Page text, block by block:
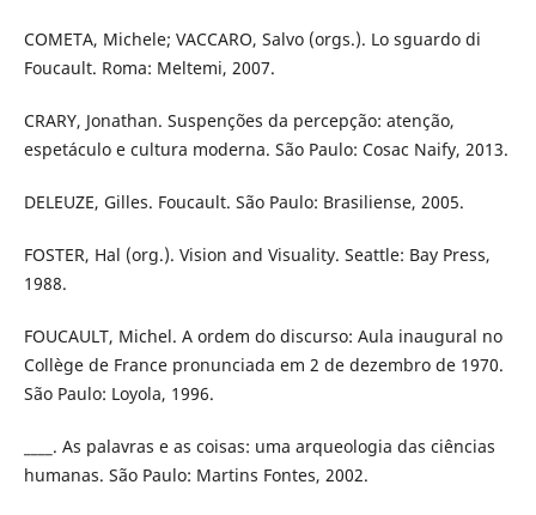
COMETA, Michele; VACCARO, Salvo (orgs.). Lo sguardo di
Foucault. Roma: Meltemi, 2007.
CRARY, Jonathan. Suspenções da percepção: atenção,
espetáculo e cultura moderna. São Paulo: Cosac Naify, 2013.
DELEUZE, Gilles. Foucault. São Paulo: Brasiliense, 2005.
FOSTER, Hal (org.). Vision and Visuality. Seattle: Bay Press,
1988.
FOUCAULT, Michel. A ordem do discurso: Aula inaugural no
Collège de France pronunciada em 2 de dezembro de 1970.
São Paulo: Loyola, 1996.
____. As palavras e as coisas: uma arqueologia das ciências
humanas. São Paulo: Martins Fontes, 2002.